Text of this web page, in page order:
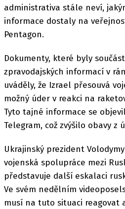
administrativa stále neví,
informace dostaly na
Pentagon.
Dokumenty, které byly
zpravodajských informací v
uváděly, že Izrael přesouvá
možný úder v reakci na
Tyto tajné informace se
Telegram, což zvýšilo obavy z
Ukrajinský prezident
vojenská spolupráce mezi
představuje další eskalaci
Ve svém nedělním
musí na tuto situaci reagovat